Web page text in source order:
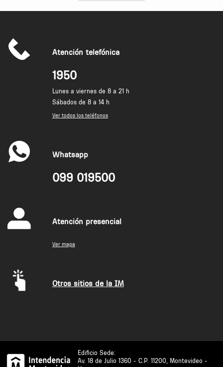
Atención telefónica
1950
Lunes a viernes de 8 a 21 h
Sábados de 8 a 14 h
Ver todos los teléfonos
Whatsapp
099 019500
Atención presencial
Ver mapa
Otros sitios de la IM
Edificio Sede:
Av. 18 de Julio 1360 - C.P. 11200, Montevideo -